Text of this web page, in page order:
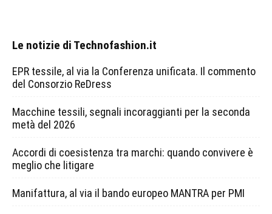
Le notizie di Technofashion.it
EPR tessile, al via la Conferenza unificata. Il commento
del Consorzio ReDress
Macchine tessili, segnali incoraggianti per la seconda
metà del 2026
Accordi di coesistenza tra marchi: quando convivere è
meglio che litigare
Manifattura, al via il bando europeo MANTRA per PMI